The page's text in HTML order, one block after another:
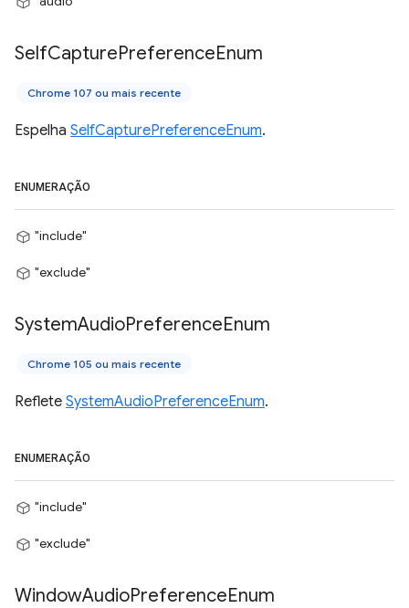
SelfCapturePreferenceEnum
Chrome 107 ou mais recente
Espelha SelfCapturePreferenceEnum.
ENUMERAÇÃO
"include"
"exclude"
SystemAudioPreferenceEnum
Chrome 105 ou mais recente
Reflete SystemAudioPreferenceEnum.
ENUMERAÇÃO
"include"
"exclude"
WindowAudioPreferenceEnum